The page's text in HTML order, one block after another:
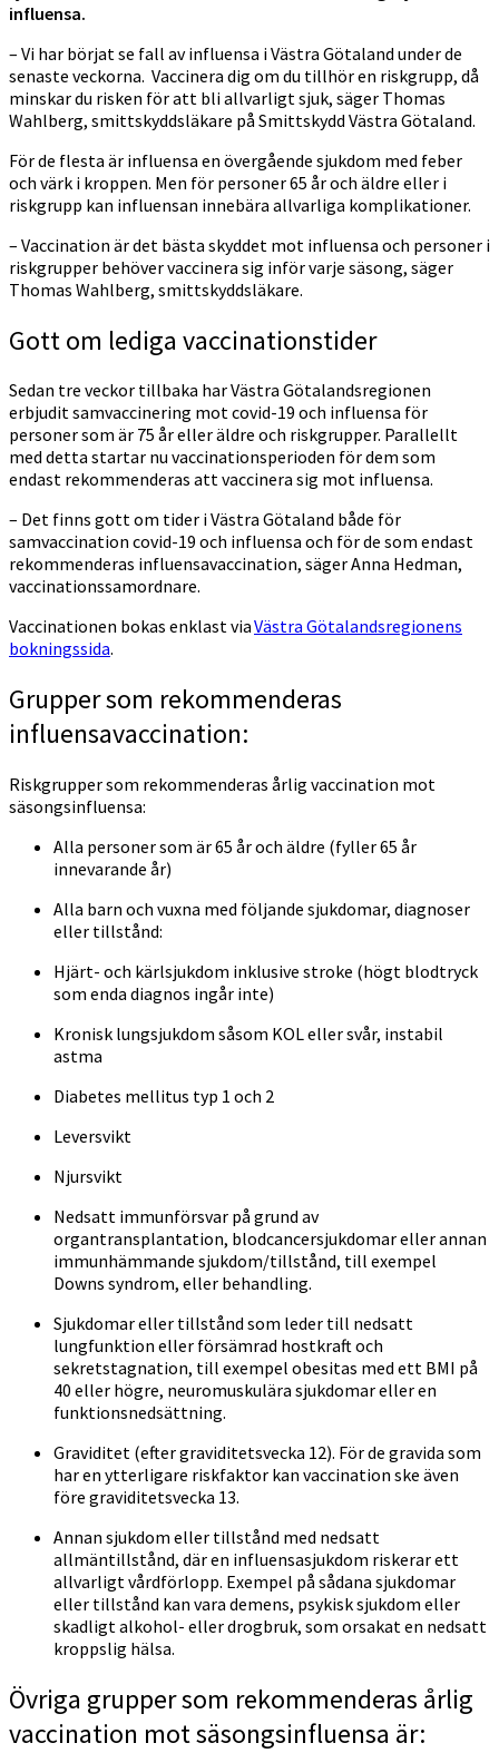
influensa.
– Vi har börjat se fall av influensa i Västra Götaland under de
senaste veckorna. Vaccinera dig om du tillhör en riskgrupp, då
minskar du risken för att bli allvarligt sjuk, säger Thomas
Wahlberg, smittskyddsläkare på Smittskydd Västra Götaland.
För de flesta är influensa en övergående sjukdom med feber
och värk i kroppen. Men för personer 65 år och äldre eller i
riskgrupp kan influensan innebära allvarliga komplikationer.
– Vaccination är det bästa skyddet mot influensa och personer i
riskgrupper behöver vaccinera sig inför varje säsong, säger
Thomas Wahlberg, smittskyddsläkare.
Gott om lediga vaccinationstider
Sedan tre veckor tillbaka har Västra Götalandsregionen
erbjudit samvaccinering mot covid-19 och influensa för
personer som är 75 år eller äldre och riskgrupper. Parallellt
med detta startar nu vaccinationsperioden för dem som
endast rekommenderas att vaccinera sig mot influensa.
– Det finns gott om tider i Västra Götaland både för
samvaccination covid-19 och influensa och för de som endast
rekommenderas influensavaccination, säger Anna Hedman,
vaccinationssamordnare.
Vaccinationen bokas enklast viaVästra Götalandsregionens
bokningssida.
Grupper som rekommenderas
influensavaccination:
Riskgrupper som rekommenderas årlig vaccination mot
säsongsinfluensa:
Alla personer som är 65 år och äldre (fyller 65 år
innevarande år)
Alla barn och vuxna med följande sjukdomar, diagnoser
eller tillstånd:
Hjärt- och kärlsjukdom inklusive stroke (högt blodtryck
som enda diagnos ingår inte)
Kronisk lungsjukdom såsom KOL eller svår, instabil
astma
Diabetes mellitus typ 1 och 2
Leversvikt
Njursvikt
Nedsatt immunförsvar på grund av
organtransplantation, blodcancersjukdomar eller annan
immunhämmande sjukdom/tillstånd, till exempel
Downs syndrom, eller behandling.
Sjukdomar eller tillstånd som leder till nedsatt
lungfunktion eller försämrad hostkraft och
sekretstagnation, till exempel obesitas med ett BMI på
40 eller högre, neuromuskulära sjukdomar eller en
funktionsnedsättning.
Graviditet (efter graviditetsvecka 12). För de gravida som
har en ytterligare riskfaktor kan vaccination ske även
före graviditetsvecka 13.
Annan sjukdom eller tillstånd med nedsatt
allmäntillstånd, där en influensasjukdom riskerar ett
allvarligt vårdförlopp. Exempel på sådana sjukdomar
eller tillstånd kan vara demens, psykisk sjukdom eller
skadligt alkohol- eller drogbruk, som orsakat en nedsatt
kroppslig hälsa.
Övriga grupper som rekommenderas årlig
vaccination mot säsongsinfluensa är: